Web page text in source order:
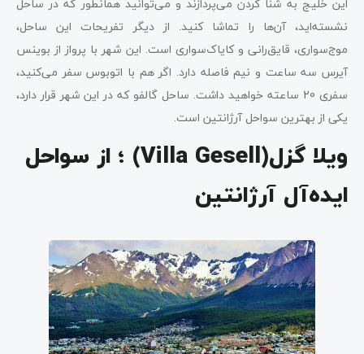
نشسته‌اید، آن‌ها را تماشا کنید. از دیگر تفریحات این ساحل،
موج‌سواری، قایق‌رانی و کایاک‌سواری است. این شهر با پرواز از بوینس
آیرس سه ساعت و نیم فاصله دارد. اگر هم با اتوبوس سفر می‌کنید،
سفری 20 ساعته خواهید داشت. ساحل گالفو که در این شهر قرار دارد،
یکی از بهترین سواحل آرژانتین است.
ویلا گزل(Villa Gesell) ؛ از سواحل
ایده‌‍‌آل آرژانتین